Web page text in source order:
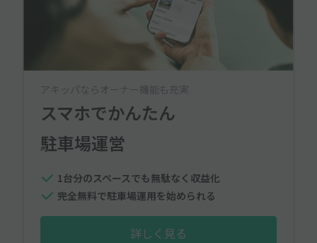
アキッパならオーナー機能も充実
スマホでかんたん
駐車場運営
1台分のスペースでも無駄なく収益化
完全無料で駐車場運用を始められる
詳しく見る